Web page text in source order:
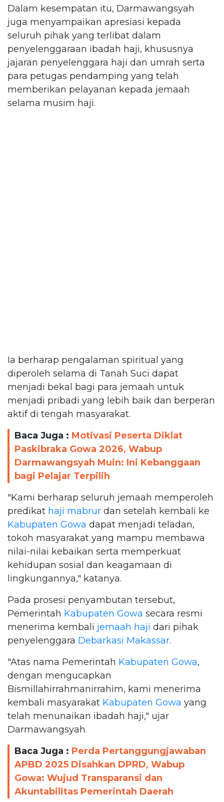
Dalam kesempatan itu, Darmawangsyah
juga menyampaikan apresiasi kepada
seluruh pihak yang terlibat dalam
penyelenggaraan ibadah haji, khususnya
jajaran penyelenggara haji dan umrah serta
para petugas pendamping yang telah
memberikan pelayanan kepada jemaah
selama musim haji.
Ia berharap pengalaman spiritual yang
diperoleh selama di Tanah Suci dapat
menjadi bekal bagi para jemaah untuk
menjadi pribadi yang lebih baik dan berperan
aktif di tengah masyarakat.
Baca Juga : Motivasi Peserta Diklat
Paskibraka Gowa 2026, Wabup
Darmawangsyah Muin: Ini Kebanggaan
bagi Pelajar Terpilih
"Kami berharap seluruh jemaah memperoleh
predikat haji mabrur dan setelah kembali ke
Kabupaten Gowa dapat menjadi teladan,
tokoh masyarakat yang mampu membawa
nilai-nilai kebaikan serta memperkuat
kehidupan sosial dan keagamaan di
lingkungannya," katanya.
Pada prosesi penyambutan tersebut,
Pemerintah Kabupaten Gowa secara resmi
menerima kembali jemaah haji dari pihak
penyelenggara Debarkasi Makassar.
"Atas nama Pemerintah Kabupaten Gowa,
dengan mengucapkan
Bismillahirrahmanirrahim, kami menerima
kembali masyarakat Kabupaten Gowa yang
telah menunaikan ibadah haji," ujar
Darmawangsyah.
Baca Juga : Perda Pertanggungjawaban
APBD 2025 Disahkan DPRD, Wabup
Gowa: Wujud Transparansi dan
Akuntabilitas Pemerintah Daerah